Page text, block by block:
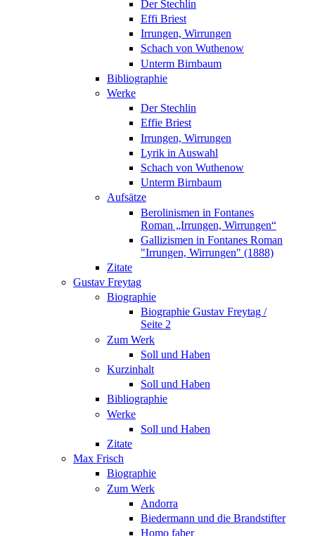
Der Stechlin
Effi Briest
Irrungen, Wirrungen
Schach von Wuthenow
Unterm Birnbaum
Bibliographie
Werke
Der Stechlin
Effie Briest
Irrungen, Wirrungen
Lyrik in Auswahl
Schach von Wuthenow
Unterm Birnbaum
Aufsätze
Berolinismen in Fontanes
Roman „Irrungen, Wirrungen“
Gallizismen in Fontanes Roman
"Irrungen, Wirrungen" (1888)
Zitate
Gustav Freytag
Biographie
Biographie Gustav Freytag /
Seite 2
Zum Werk
Soll und Haben
Kurzinhalt
Soll und Haben
Bibliographie
Werke
Soll und Haben
Zitate
Max Frisch
Biographie
Zum Werk
Andorra
Biedermann und die Brandstifter
Homo faber